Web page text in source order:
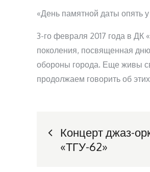
«День памятной даты опять
3-го февраля 2017 года в
поколения, посвященная
обороны города. Еще живы
продолжаем говорить об
Навигация
Концерт джаз-
«ТГУ-62»